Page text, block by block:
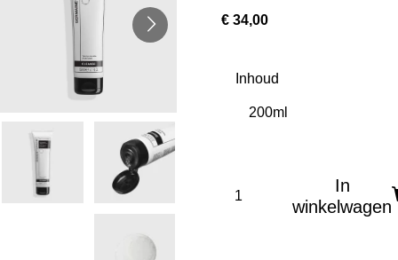
€ 34,00
Inhoud
In
winkelwagen